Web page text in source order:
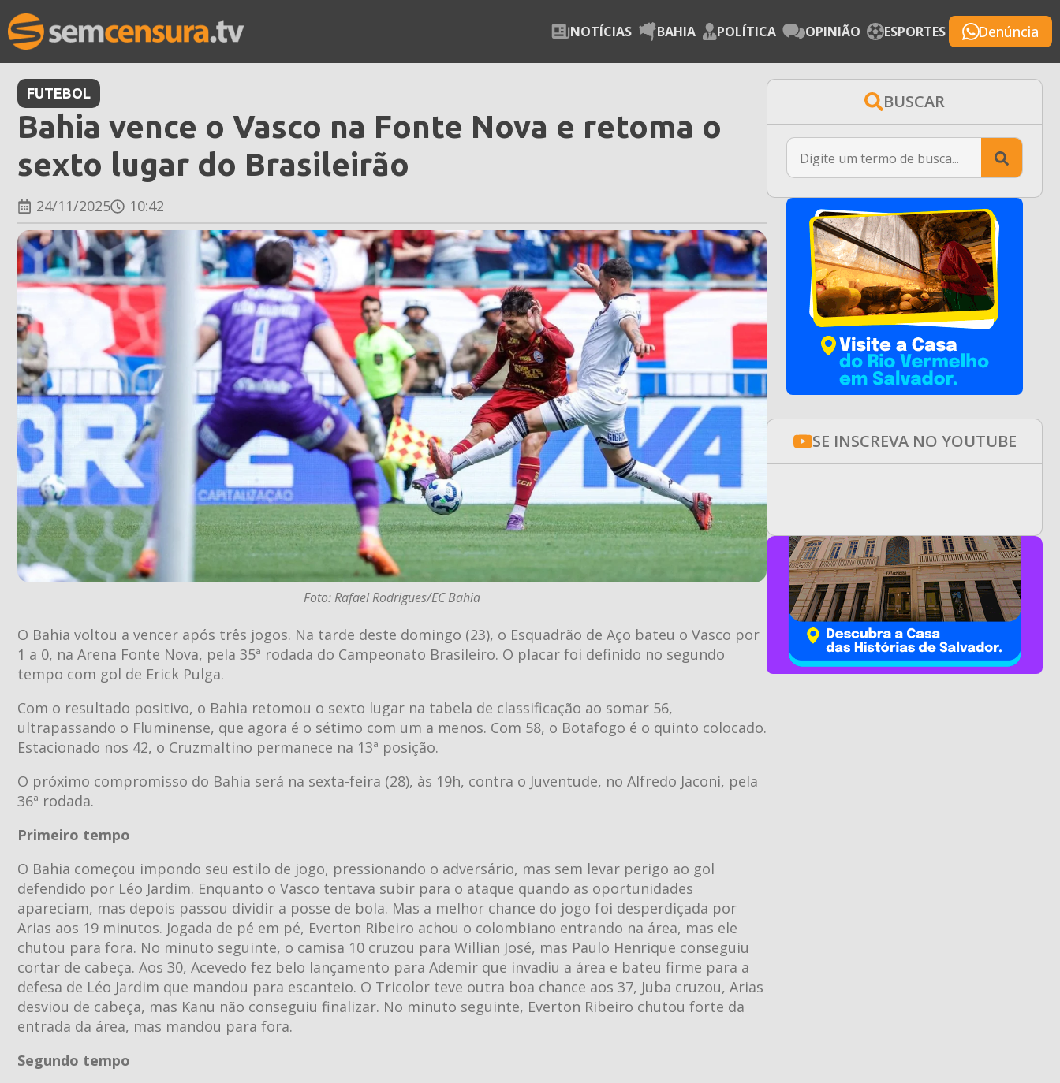
NOTÍCIAS BAHIA POLÍTICA OPINIÃO ESPORTES Denúncia
FUTEBOL
Bahia vence o Vasco na Fonte Nova e retoma o
sexto lugar do Brasileirão
24/11/2025 10:42
Foto: Rafael Rodrigues/EC Bahia
O Bahia voltou a vencer após três jogos. Na tarde deste domingo (23), o Esquadrão de Aço bateu o Vasco por
1 a 0, na Arena Fonte Nova, pela 35ª rodada do Campeonato Brasileiro. O placar foi definido no segundo
tempo com gol de Erick Pulga.
Com o resultado positivo, o Bahia retomou o sexto lugar na tabela de classificação ao somar 56,
ultrapassando o Fluminense, que agora é o sétimo com um a menos. Com 58, o Botafogo é o quinto colocado.
Estacionado nos 42, o Cruzmaltino permanece na 13ª posição.
O próximo compromisso do Bahia será na sexta-feira (28), às 19h, contra o Juventude, no Alfredo Jaconi, pela
36ª rodada.
Primeiro tempo
O Bahia começou impondo seu estilo de jogo, pressionando o adversário, mas sem levar perigo ao gol
defendido por Léo Jardim. Enquanto o Vasco tentava subir para o ataque quando as oportunidades
apareciam, mas depois passou dividir a posse de bola. Mas a melhor chance do jogo foi desperdiçada por
Arias aos 19 minutos. Jogada de pé em pé, Everton Ribeiro achou o colombiano entrando na área, mas ele
chutou para fora. No minuto seguinte, o camisa 10 cruzou para Willian José, mas Paulo Henrique conseguiu
cortar de cabeça. Aos 30, Acevedo fez belo lançamento para Ademir que invadiu a área e bateu firme para a
defesa de Léo Jardim que mandou para escanteio. O Tricolor teve outra boa chance aos 37, Juba cruzou, Arias
desviou de cabeça, mas Kanu não conseguiu finalizar. No minuto seguinte, Everton Ribeiro chutou forte da
entrada da área, mas mandou para fora.
Segundo tempo
BUSCAR
for:
SE INSCREVA NO YOUTUBE